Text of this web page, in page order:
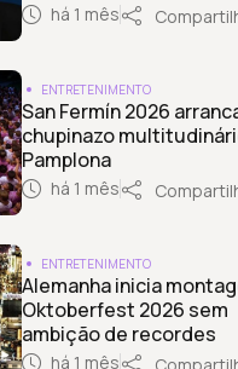
há 1 mês
ENTRETENIMENTO
San Fermín 2026
chupinazo
Pamplona
há 1 mês
ENTRETENIMENTO
Alemanha inicia
Oktoberfest 2026 sem
ambição de recordes
há 1 mês